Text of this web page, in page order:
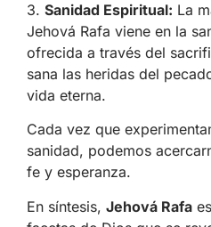
3. Sanidad Espiritual: La
Jehová Rafa viene en la
ofrecida a través del
sana las heridas del
vida eterna.
Cada vez que
sanidad, podemos
fe y esperanza.
En síntesis, Jehová Rafa